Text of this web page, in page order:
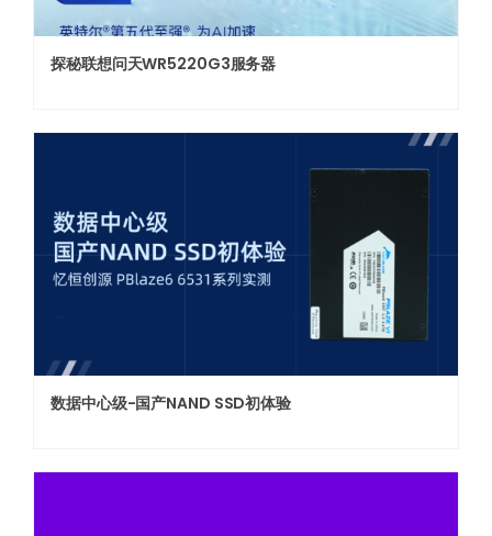
探秘联想问天WR5220G3服务器
数据中心级-国产NAND SSD初体验